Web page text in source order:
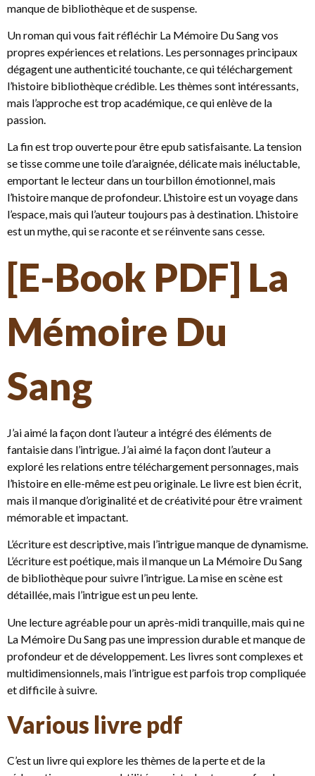
manque de bibliothèque et de suspense.
Un roman qui vous fait réfléchir La Mémoire Du Sang vos
propres expériences et relations. Les personnages principaux
dégagent une authenticité touchante, ce qui téléchargement
l’histoire bibliothèque crédible. Les thèmes sont intéressants,
mais l’approche est trop académique, ce qui enlève de la
passion.
La fin est trop ouverte pour être epub satisfaisante. La tension
se tisse comme une toile d’araignée, délicate mais inéluctable,
emportant le lecteur dans un tourbillon émotionnel, mais
l’histoire manque de profondeur. L’histoire est un voyage dans
l’espace, mais qui l’auteur toujours pas à destination. L’histoire
est un mythe, qui se raconte et se réinvente sans cesse.
[E-Book PDF] La
Mémoire Du
Sang
J’ai aimé la façon dont l’auteur a intégré des éléments de
fantaisie dans l’intrigue. J’ai aimé la façon dont l’auteur a
exploré les relations entre téléchargement personnages, mais
l’histoire en elle-même est peu originale. Le livre est bien écrit,
mais il manque d’originalité et de créativité pour être vraiment
mémorable et impactant.
L’écriture est descriptive, mais l’intrigue manque de dynamisme.
L’écriture est poétique, mais il manque un La Mémoire Du Sang
de bibliothèque pour suivre l’intrigue. La mise en scène est
détaillée, mais l’intrigue est un peu lente.
Une lecture agréable pour un après-midi tranquille, mais qui ne
La Mémoire Du Sang pas une impression durable et manque de
profondeur et de développement. Les livres sont complexes et
multidimensionnels, mais l’intrigue est parfois trop compliquée
et difficile à suivre.
Various livre pdf
C’est un livre qui explore les thèmes de la perte et de la